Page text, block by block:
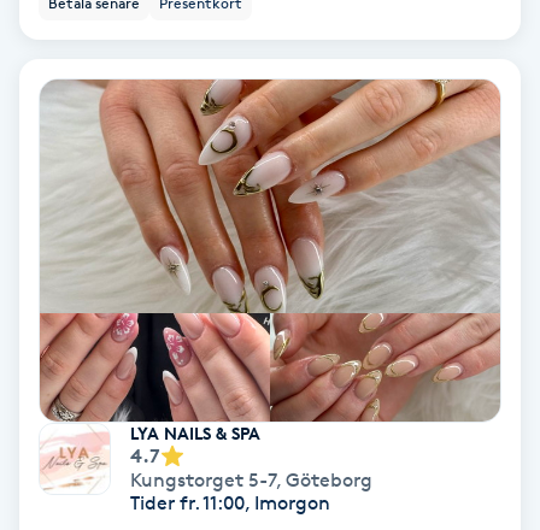
Babylights
Bambumassage
Barber
Barnklippning
BIAB
LYA NAILS & SPA
4.7
Kungstorget 5-7, Göteborg
Tider fr. 11:00, Imorgon